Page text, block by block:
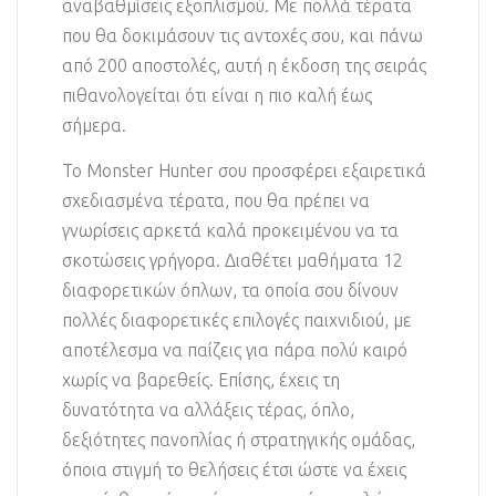
αναβαθμίσεις εξοπλισμού. Με πολλά τέρατα
που θα δοκιμάσουν τις αντοχές σου, και πάνω
από 200 αποστολές, αυτή η έκδοση της σειράς
πιθανολογείται ότι είναι η πιο καλή έως
σήμερα.
Το Monster Hunter σου προσφέρει εξαιρετικά
σχεδιασμένα τέρατα, που θα πρέπει να
γνωρίσεις αρκετά καλά προκειμένου να τα
σκοτώσεις γρήγορα. Διαθέτει μαθήματα 12
διαφορετικών όπλων, τα οποία σου δίνουν
πολλές διαφορετικές επιλογές παιχνιδιού, με
αποτέλεσμα να παίζεις για πάρα πολύ καιρό
χωρίς να βαρεθείς. Επίσης, έχεις τη
δυνατότητα να αλλάξεις τέρας, όπλο,
δεξιότητες πανοπλίας ή στρατηγικής ομάδας,
όποια στιγμή το θελήσεις έτσι ώστε να έχεις